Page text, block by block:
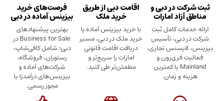
در دبی و
امارات
کامل ثبت
تأسیس
تجاری،
و
Mainland با کمترین
اقامت دبی از طریق
خرید ملک
با خرید بیزینس آماده یا
خرید ملک در دبی، مسیر
دریافت اقامت قانونی
امارات را سریع‌تر و
مطمئن‌تر طی کنید.
فرصت‌های خرید
بیزینس آماده در دبی
بهترین پیشنهادهای
Business for Sale در
دبی؛ شامل کافی‌شاپ،
رستوران، فروشگاه،
شرکت‌های آماده و
بیزینس‌های درآمدزا با